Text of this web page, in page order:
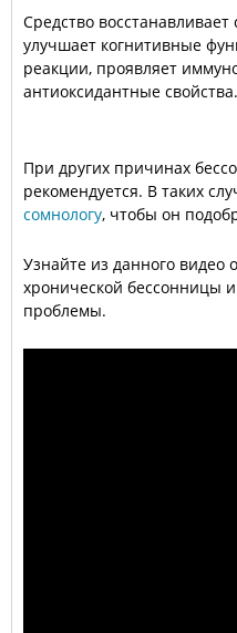
Средство
улучшает когнитивные
реакции, проявляет
антиоксидантные свойства.
При других причинах
рекомендуется. В таких
сомнологу, чтобы он
Узнайте из данного видео
хронической бессонницы
проблемы.